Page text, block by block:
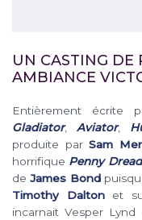
UN CASTING DE
AMBIANCE
Entièrement écrite
Gladiator,Aviator,
produite parSam
horrifique Penny
deJames Bond
Timothy Daltonet
incarnait Vesper Lynd